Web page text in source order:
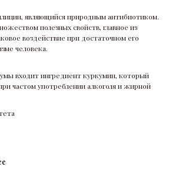
являющийся природным антибиотиком.
полезных свойств, главное из
воздействие при достаточном его
человека.
входит ингредиент куркумин, который
частом употреблении алкоголя и жирной